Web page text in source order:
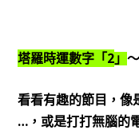
塔羅時運數字「2」
看看有趣的節目，像
…，或是打打無腦的